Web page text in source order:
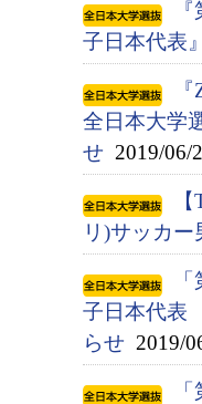
子日本代表
全日本大学
せ 2019/06/
リ)サッカ
子日本代表
らせ 2019/